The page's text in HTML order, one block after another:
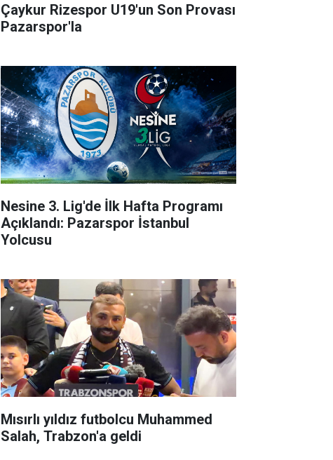
Çaykur Rizespor U19'un Son Provası
Pazarspor'la
Nesine 3. Lig'de İlk Hafta Programı
Açıklandı: Pazarspor İstanbul
Yolcusu
Mısırlı yıldız futbolcu Muhammed
Salah, Trabzon'a geldi